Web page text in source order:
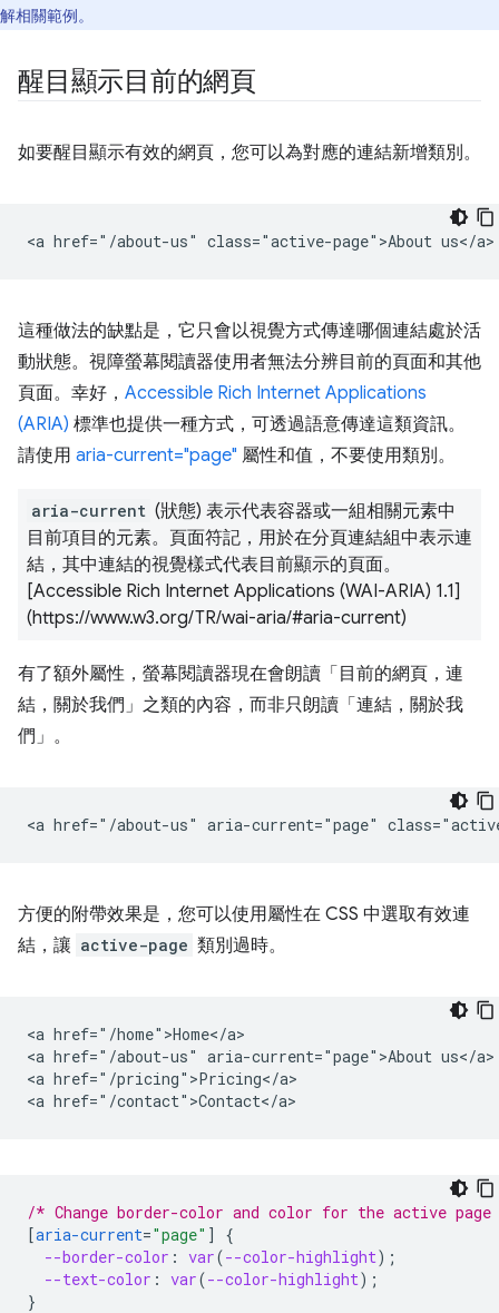
解相關範例。
醒目顯示目前的網頁
如要醒目顯示有效的網頁，您可以為對應的連結新增類別。
這種做法的缺點是，它只會以視覺方式傳達哪個連結處於活
動狀態。視障螢幕閱讀器使用者無法分辨目前的頁面和其他
頁面。幸好， Accessible Rich Internet Applications
(ARIA) 標準也提供一種方式，可透過語意傳達這類資訊。
請使用 aria-current="page" 屬性和值，不要使用類別。
aria-current (狀態) 表示代表容器或一組相關元素中
目前項目的元素。頁面符記，用於在分頁連結組中表示連
結，其中連結的視覺樣式代表目前顯示的頁面。
[Accessible Rich Internet Applications (WAI-ARIA) 1.1]
(https://www.w3.org/TR/wai-aria/#aria-current)
有了額外屬性，螢幕閱讀器現在會朗讀「目前的網頁，連
結，關於我們」之類的內容，而非只朗讀「連結，關於我
們」。
方便的附帶效果是，您可以使用屬性在 CSS 中選取有效連
結，讓 active-page 類別過時。
<a href="/home">Home</a>
<a href="/about-us" aria-current="page">About us</a>
<a href="/pricing">Pricing</a>
/* Change border-color and color for the active
[aria-current="page" ]
{
--border-color : var(--color-highlight);
--text-color : var(--color-highlight);
}